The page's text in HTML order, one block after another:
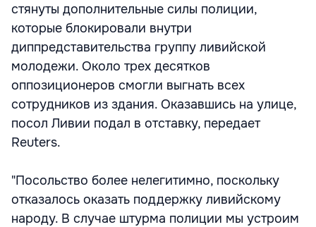
стянуты дополнительные силы полиции,
которые блокировали внутри
диппредставительства группу ливийской
молодежи. Около трех десятков
оппозиционеров смогли выгнать всех
сотрудников из здания. Оказавшись на улице,
посол Ливии подал в отставку, передает
Reuters.
"Посольство более нелегитимно, поскольку
отказалось оказать поддержку ливийскому
народу. В случае штурма полиции мы устроим